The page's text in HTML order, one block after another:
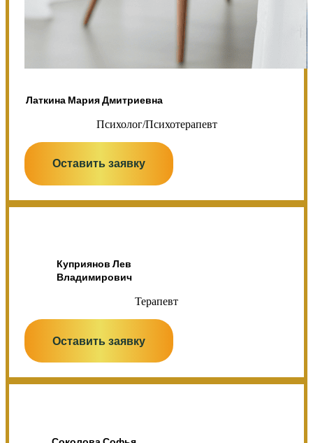
Латкина Мария Дмитриевна
Психолог/Психотерапевт
Оставить заявку
Куприянов Лев
Владимирович
Терапевт
Оставить заявку